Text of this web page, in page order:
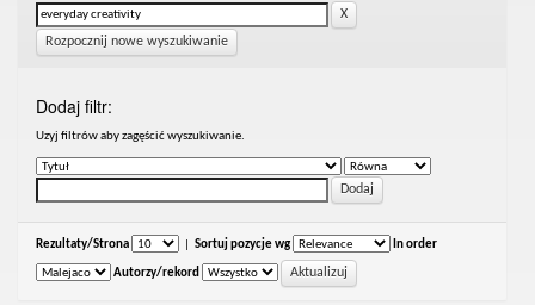
Rozpocznij nowe wyszukiwanie
Dodaj filtr:
Uzyj filtrów aby zagęścić wyszukiwanie.
Rezultaty/Strona Sortuj pozycje wg In order
Autorzy/rekord